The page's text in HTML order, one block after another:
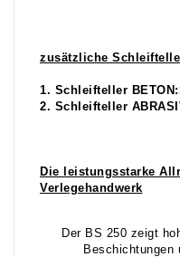
zusätzliche
1. Schleifteller
2. Schleifteller
Die leistungsstarke
Verlegehandwerk
Der BS 250 zeigt
Beschichtungen